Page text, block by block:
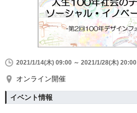
2021/1/14(木) 09:00 ～ 2021/1/28(木) 20:00
オンライン開催
イベント情報